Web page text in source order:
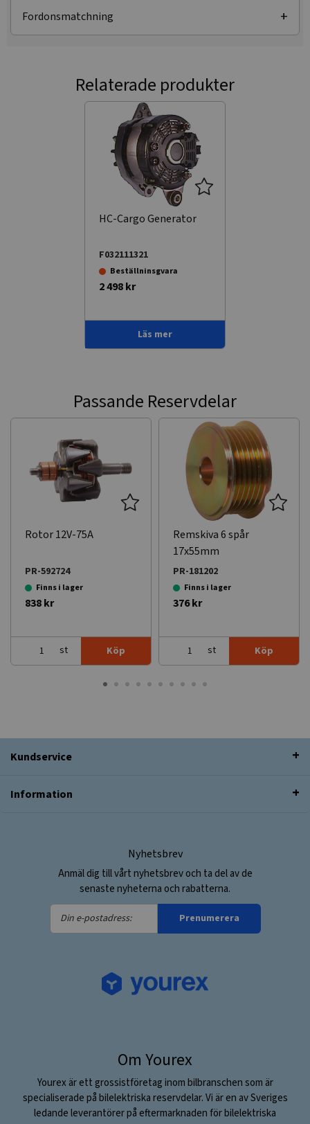
Fordonsmatchning
Relaterade produkter
HC-Cargo Generator
F032111321
Beställninsgvara
2 498 kr
Läs mer
Passande Reservdelar
Rotor 12V-75A
PR-592724
Finns i lager
838 kr
st Köp
Remskiva 6 spår
17x55mm
PR-181202
Finns i lager
376 kr
st Köp
Kundservice
Information
Nyhetsbrev
Anmäl dig till vårt nyhetsbrev och ta del av de
senaste nyheterna och rabatterna.
Din
e-
Prenumerera
Om Yourex
Yourex är ett grossistföretag inom bilbranschen som är
specialiserade på bilelektriska reservdelar. Vi är en av Sveriges
ledande leverantörer på eftermarknaden för bilelektriska